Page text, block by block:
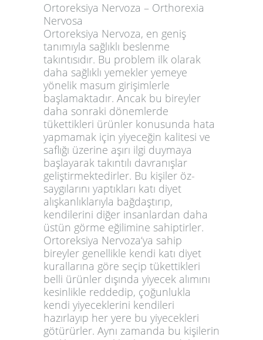
Ortoreksiya Nervoza – Orthorexia
Nervosa
Ortoreksiya Nervoza, en geniş
tanımıyla sağlıklı beslenme
takıntısıdır. Bu problem ilk olarak
daha sağlıklı yemekler yemeye
yönelik masum girişimlerle
başlamaktadır. Ancak bu bireyler
daha sonraki dönemlerde
tükettikleri ürünler konusunda hata
yapmamak için yiyeceğin kalitesi ve
saflığı üzerine aşırı ilgi duymaya
başlayarak takıntılı davranışlar
geliştirmektedirler. Bu kişiler öz-
saygılarını yaptıkları katı diyet
alışkanlıklarıyla bağdaştırıp,
kendilerini diğer insanlardan daha
üstün görme eğilimine sahiptirler.
Ortoreksiya Nervoza‘ya sahip
bireyler genellikle kendi katı diyet
kurallarına göre seçip tükettikleri
belli ürünler dışında yiyecek alımını
kesinlikle reddedip, çoğunlukla
kendi yiyeceklerini kendileri
hazırlayıp her yere bu yiyecekleri
götürürler. Aynı zamanda bu kişilerin